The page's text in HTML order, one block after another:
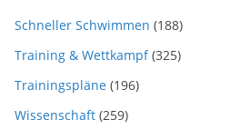
Schneller Schwimmen (188)
Training & Wettkampf(325)
Trainingspläne (196)
Wissenschaft (259)